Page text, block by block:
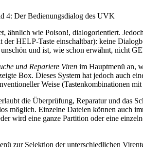
4: Der Bedienungsdialog des UVK
wie Poison!, dialogorientiert.
HELP-Taste einschaltbar): keine
und ist, wie schon erwähnt, nicht
und Repariere Viren im Hauptmenü an,
Box. Dieses System hat jedoch auch
Weise (Tastenkombinationen
die Überprüfung, Reparatur und das
Einzelne Dateien können auch
wird eine ganze Partition oder eine
zur Selektion der unterschiedlichen